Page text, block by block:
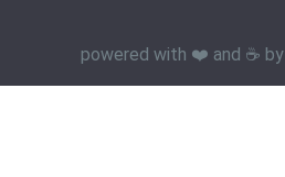
powered with ❤️ and ☕️ by